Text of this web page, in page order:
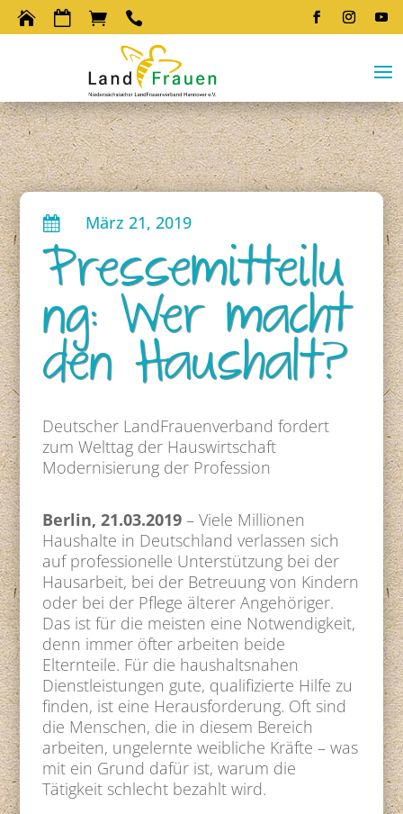
   
 März 21, 2019
Pressemitteilu
ng: Wer macht
den Haushalt?
Deutscher LandFrauenverband fordert
zum Welttag der Hauswirtschaft
Modernisierung der Profession
Berlin, 21.03.2019 – Viele Millionen
Haushalte in Deutschland verlassen sich
auf professionelle Unterstützung bei der
Hausarbeit, bei der Betreuung von Kindern
oder bei der Pflege älterer Angehöriger.
Das ist für die meisten eine Notwendigkeit,
denn immer öfter arbeiten beide
Elternteile. Für die haushaltsnahen
Dienstleistungen gute, qualifizierte Hilfe zu
finden, ist eine Herausforderung. Oft sind
die Menschen, die in diesem Bereich
arbeiten, ungelernte weibliche Kräfte – was
mit ein Grund dafür ist, warum die
Tätigkeit schlecht bezahlt wird.